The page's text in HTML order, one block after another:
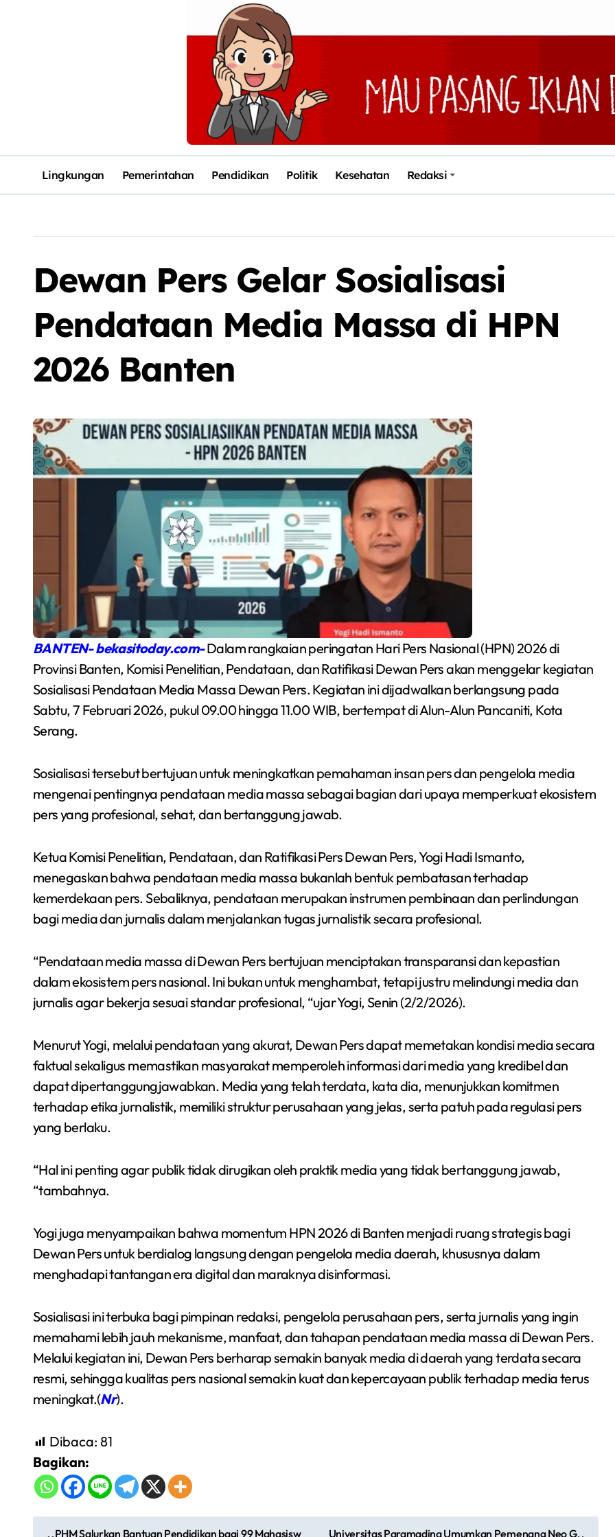
Lingkungan Pemerintahan Pendidikan Politik Kesehatan Redaksi
Dewan Pers Gelar Sosialisasi
Pendataan Media Massa di HPN
2026 Banten
BANTEN- bekasitoday.com-Dalam rangkaian peringatan Hari Pers Nasional (HPN) 2026 di
Provinsi Banten, Komisi Penelitian, Pendataan, dan Ratifikasi Dewan Pers akan menggelar kegiatan
Sosialisasi Pendataan Media Massa Dewan Pers. Kegiatan ini dijadwalkan berlangsung pada
Sabtu, 7 Februari 2026, pukul 09.00 hingga 11.00 WIB, bertempat di Alun-Alun Pancaniti, Kota
Serang.
Sosialisasi tersebut bertujuan untuk meningkatkan pemahaman insan pers dan pengelola media
mengenai pentingnya pendataan media massa sebagai bagian dari upaya memperkuat ekosistem
pers yang profesional, sehat, dan bertanggung jawab.
Ketua Komisi Penelitian, Pendataan, dan Ratifikasi Pers Dewan Pers, Yogi Hadi Ismanto,
menegaskan bahwa pendataan media massa bukanlah bentuk pembatasan terhadap
kemerdekaan pers. Sebaliknya, pendataan merupakan instrumen pembinaan dan perlindungan
bagi media dan jurnalis dalam menjalankan tugas jurnalistik secara profesional.
“Pendataan media massa di Dewan Pers bertujuan menciptakan transparansi dan kepastian
dalam ekosistem pers nasional. Ini bukan untuk menghambat, tetapi justru melindungi media dan
jurnalis agar bekerja sesuai standar profesional, “ujar Yogi, Senin (2/2/2026).
Menurut Yogi, melalui pendataan yang akurat, Dewan Pers dapat memetakan kondisi media secara
faktual sekaligus memastikan masyarakat memperoleh informasi dari media yang kredibel dan
dapat dipertanggungjawabkan. Media yang telah terdata, kata dia, menunjukkan komitmen
terhadap etika jurnalistik, memiliki struktur perusahaan yang jelas, serta patuh pada regulasi pers
yang berlaku.
“Hal ini penting agar publik tidak dirugikan oleh praktik media yang tidak bertanggung jawab,
“tambahnya.
Yogi juga menyampaikan bahwa momentum HPN 2026 di Banten menjadi ruang strategis bagi
Dewan Pers untuk berdialog langsung dengan pengelola media daerah, khususnya dalam
menghadapi tantangan era digital dan maraknya disinformasi.
Sosialisasi ini terbuka bagi pimpinan redaksi, pengelola perusahaan pers, serta jurnalis yang ingin
memahami lebih jauh mekanisme, manfaat, dan tahapan pendataan media massa di Dewan Pers.
Melalui kegiatan ini, Dewan Pers berharap semakin banyak media di daerah yang terdata secara
resmi, sehingga kualitas pers nasional semakin kuat dan kepercayaan publik terhadap media terus
meningkat.(Nr).
Dibaca: 81
Bagikan:
N PHM Salurkan Bantuan Pendidikan bagi 99 Mahasisw
Universitas Paramadina Umumkan Pemenang Neo G
Olah Raga
Semarakkan Budaya
Inisiasi Gerakan Night
Ride Rutin di Babelan
Redaksi Bekasi Today Agu 1, 2026
Berita
Medali Perak di
Kejuaraan Sambo
Open Gubernur Cup
Redaksi Bekasi Today Jul 30, 2026